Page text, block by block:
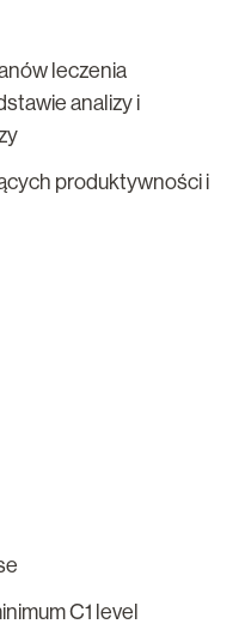
leczenia
analizy i
produktywności i
C1 level